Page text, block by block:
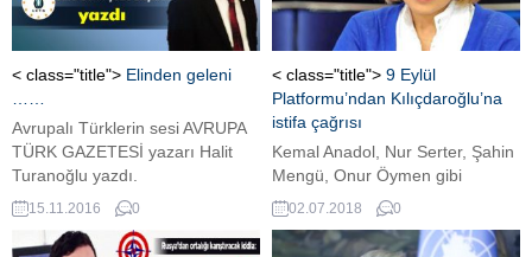
< class="title"> Elinden geleni
Avrupalı Türklerin sesi AVRUPA
TÜRK GAZETESİ yazarı Halit
Turanoğlu yazdı.
15.11.2016 0
< class="title"> 9 Eylül
Platformu’ndan Kılıçdaroğlu’na
istifa çağrısı
Kemal Anadol, Nur Serter, Şahin
Mengü, Onur Öymen gibi
isimlerin bulunduğu platformdan
yapılan açıklamada, CHP Genel
Başkanı Kemal Kılıçdaroğlu ve
02.07.2018 0